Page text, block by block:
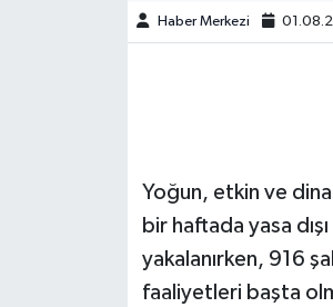
Haber Merkezi
Yoğun, etkin ve
bir haftada yasa
yakalanırken, 916
faaliyetleri başta